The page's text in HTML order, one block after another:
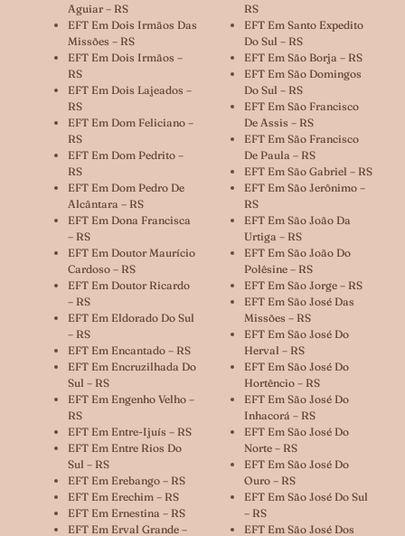
Aguiar – RS
EFT Em Dois Irmãos Das
Missões – RS
EFT Em Dois Irmãos –
RS
EFT Em Dois Lajeados –
RS
EFT Em Dom Feliciano –
RS
EFT Em Dom Pedrito –
RS
EFT Em Dom Pedro De
Alcântara – RS
EFT Em Dona Francisca
– RS
EFT Em Doutor Maurício
Cardoso – RS
EFT Em Doutor Ricardo
– RS
EFT Em Eldorado Do Sul
– RS
EFT Em Encantado – RS
EFT Em Encruzilhada Do
Sul – RS
EFT Em Engenho Velho –
RS
EFT Em Entre-Ijuís – RS
EFT Em Entre Rios Do
Sul – RS
EFT Em Erebango – RS
EFT Em Erechim – RS
EFT Em Ernestina – RS
EFT Em Erval Grande –
RS
EFT Em Santo Expedito
Do Sul – RS
EFT Em São Borja – RS
EFT Em São Domingos
Do Sul – RS
EFT Em São Francisco
De Assis – RS
EFT Em São Francisco
De Paula – RS
EFT Em São Gabriel – RS
EFT Em São Jerônimo –
RS
EFT Em São João Da
Urtiga – RS
EFT Em São João Do
Polêsine – RS
EFT Em São Jorge – RS
EFT Em São José Das
Missões – RS
EFT Em São José Do
Herval – RS
EFT Em São José Do
Hortêncio – RS
EFT Em São José Do
Inhacorá – RS
EFT Em São José Do
Norte – RS
EFT Em São José Do
Ouro – RS
EFT Em São José Do Sul
– RS
EFT Em São José Dos